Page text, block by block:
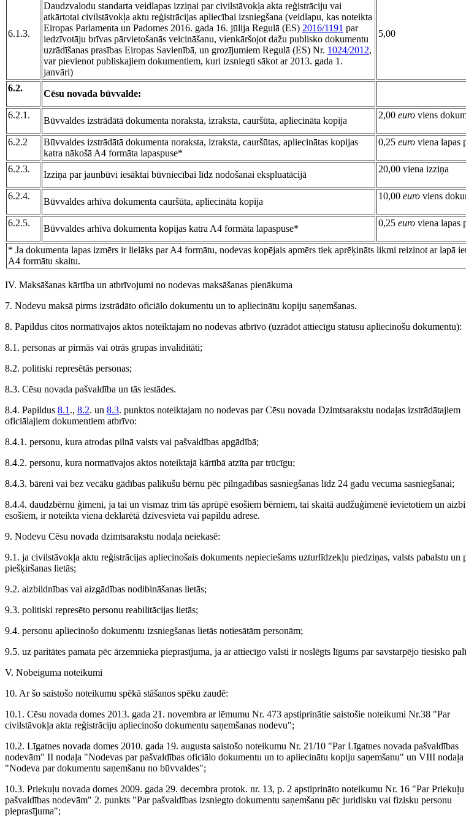
6.1.3.
Daudzvalodu standarta veidlapas izziņai par civilstāvokļa akta reģistrāciju vai
atkārtotai civilstāvokļa aktu reģistrācijas apliecībai izsniegšana (veidlapu, kas noteikta
Eiropas Parlamenta un Padomes 2016. gada 16. jūlija Regulā (ES) 2016/1191 par
iedzīvotāju brīvas pārvietošanās veicināšanu, vienkāršojot dažu publisko dokumentu
uzrādīšanas prasības Eiropas Savienībā, un grozījumiem Regulā (ES) Nr. 1024/2012,
var pievienot publiskajiem dokumentiem, kuri izsniegti sākot ar 2013. gada 1.
janvāri)
5,00
6.2.
Cēsu novada būvvalde:
6.2.1.
Būvvaldes izstrādātā dokumenta noraksta, izraksta, cauršūta, apliecināta kopija
2,00 euro viens
6.2.2
Būvvaldes izstrādātā dokumenta noraksta, izraksta, cauršūtas, apliecinātas kopijas
katra nākošā A4 formāta lapaspuse*
0,25 euro viena lapas
6.2.3.
Izziņa par jaunbūvi iesāktai būvniecībai līdz nodošanai ekspluatācijā
20,00 viena izziņa
6.2.4.
Būvvaldes arhīva dokumenta cauršūta, apliecināta kopija
10,00 euro viens
6.2.5.
Būvvaldes arhīva dokumenta kopijas katra A4 formāta lapaspuse*
0,25 euro viena lapas
* Ja dokumenta lapas izmērs ir lielāks par A4 formātu, nodevas kopējais apmērs tiek aprēķināts likmi reizinot ar lapā
A4 formātu skaitu.
IV. Maksāšanas kārtība un atbrīvojumi no nodevas maksāšanas pienākuma
7. Nodevu maksā pirms izstrādāto oficiālo dokumentu un to apliecinātu kopiju saņemšanas.
8. Papildus citos normatīvajos aktos noteiktajam no nodevas atbrīvo (uzrādot attiecīgu statusu apliecinošu dokumentu):
8.1. personas ar pirmās vai otrās grupas invaliditāti;
8.2. politiski represētās personas;
8.3. Cēsu novada pašvaldība un tās iestādes.
8.4. Papildus 8.1 ., 8.2. un 8.3. punktos noteiktajam no nodevas par Cēsu novada Dzimtsarakstu nodaļas izstrādātajiem
oficiālajiem dokumentiem atbrīvo:
8.4.1. personu, kura atrodas pilnā valsts vai pašvaldības apgādībā;
8.4.2. personu, kura normatīvajos aktos noteiktajā kārtībā atzīta par trūcīgu;
8.4.3. bāreni vai bez vecāku gādības palikušu bērnu pēc pilngadības sasniegšanas līdz 24 gadu vecuma sasniegšanai;
8.4.4. daudzbērnu ģimeni, ja tai un vismaz trim tās aprūpē esošiem bērniem, tai skaitā audžuģimenē ievietotiem un
esošiem, ir noteikta viena deklarētā dzīvesvieta vai papildu adrese.
9. Nodevu Cēsu novada dzimtsarakstu nodaļa neiekasē:
9.1. ja civilstāvokļa aktu reģistrācijas apliecinošais dokuments nepieciešams uzturlīdzekļu piedziņas, valsts pabalstu un
piešķiršanas lietās;
9.2. aizbildnības vai aizgādības nodibināšanas lietās;
9.3. politiski represēto personu reabilitācijas lietās;
9.4. personu apliecinošo dokumentu izsniegšanas lietās notiesātām personām;
9.5. uz paritātes pamata pēc ārzemnieka pieprasījuma, ja ar attiecīgo valsti ir noslēgts līgums par savstarpējo tiesisko
V. Nobeiguma noteikumi
10. Ar šo saistošo noteikumu spēkā stāšanos spēku zaudē:
10.1. Cēsu novada domes 2013. gada 21. novembra ar lēmumu Nr. 473 apstiprinātie saistošie noteikumi Nr.38 "Par
civilstāvokļa akta reģistrāciju apliecinošo dokumentu saņemšanas nodevu";
10.2. Līgatnes novada domes 2010. gada 19. augusta saistošo noteikumu Nr. 21/10 "Par Līgatnes novada pašvaldības
nodevām" II nodaļa "Nodevas par pašvaldības oficiālo dokumentu un to apliecinātu kopiju saņemšanu" un VIII nodaļa
"Nodeva par dokumentu saņemšanu no būvvaldes";
10.3. Priekuļu novada domes 2009. gada 29. decembra protok. nr. 13, p. 2 apstiprināto noteikumu Nr. 16 "Par Priekuļu
pašvaldības nodevām" 2. punkts "Par pašvaldības izsniegto dokumentu saņemšanu pēc juridisku vai fizisku personu
pieprasījuma";